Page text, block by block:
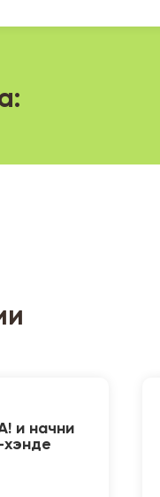
и начни
хэнде